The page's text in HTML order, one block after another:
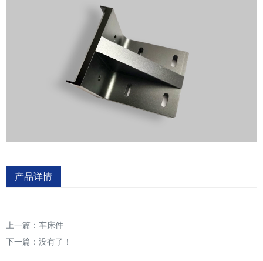
产品详情
上一篇： 车床件
下一篇：没有了！